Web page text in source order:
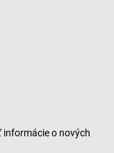
informácie o nových